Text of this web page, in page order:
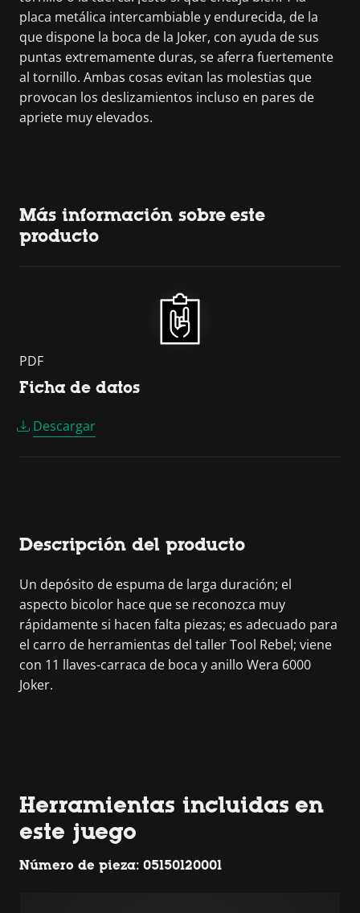
placa metálica intercambiable y endurecida, de la
que dispone la boca de la Joker, con ayuda de sus
puntas extremamente duras, se aferra fuertemente
al tornillo. Ambas cosas evitan las molestias que
provocan los deslizamientos incluso en pares de
apriete muy elevados.
Más información sobre este
producto
PDF
Ficha de datos
Descargar
Descripción del producto
Un depósito de espuma de larga duración; el
aspecto bicolor hace que se reconozca muy
rápidamente si hacen falta piezas; es adecuado para
el carro de herramientas del taller Tool Rebel; viene
con 11 llaves-carraca de boca y anillo Wera 6000
Joker.
Herramientas incluidas en
este juego
Número de pieza: 05150120001